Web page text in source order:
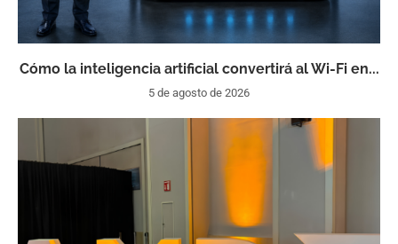
Cómo la inteligencia artificial convertirá al Wi-Fi en...
5 de agosto de 2026